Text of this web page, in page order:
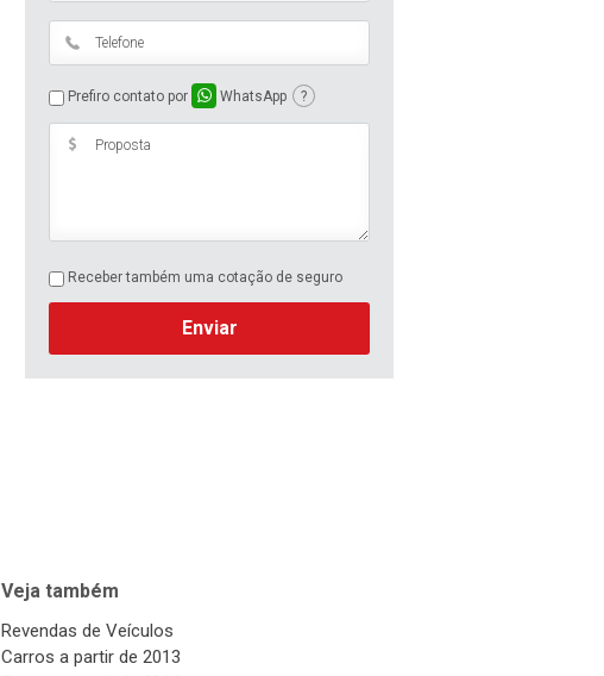
Prefiro contato por WhatsApp ?
Receber também uma cotação de seguro
Enviar
Veja também
Revendas de Veículos
Carros a partir de 2013